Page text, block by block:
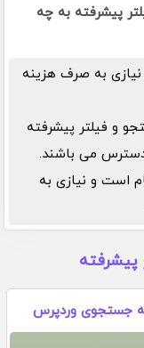
پیشرفته به چه
نیازی به صرف هزینه
و فیلتر پیشرفته
می باشند.
است و نیازی به
پیشرفته
جستجوی وردپرس